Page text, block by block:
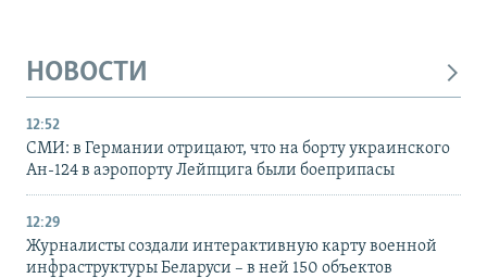
НОВОСТИ
12:52
СМИ: в Германии отрицают, что на борту украинского
Ан-124 в аэропорту Лейпцига были боеприпасы
12:29
Журналисты создали интерактивную карту военной
инфраструктуры Беларуси – в ней 150 объектов